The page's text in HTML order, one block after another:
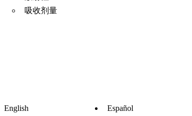
吸收剂量
English
Español